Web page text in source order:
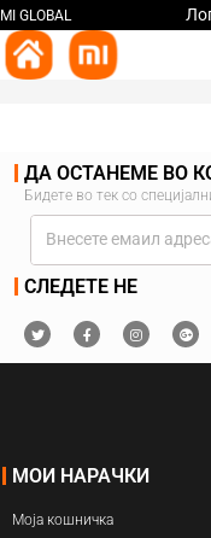
MI GLOBAL
ДА ОСТАНЕМЕ ВО
Бидете во тек со
СЛЕДЕТЕ НЕ
МОИ НАРАЧКИ
Моја кошничка